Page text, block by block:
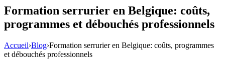
Formation serrurier en Belgique: coûts,
programmes et débouchés professionnels
Accueil›Blog›Formation serrurier en Belgique: coûts, programmes
et débouchés professionnels